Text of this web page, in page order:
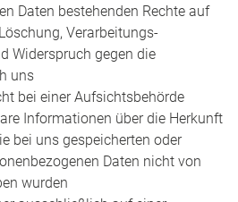
Daten bestehenden Rechte auf
Verarbeitungs-
Widerspruch gegen die
uns
bei einer Aufsichtsbehörde
Informationen über die Herkunft
bei uns gespeicherten oder
Daten nicht von
wurden